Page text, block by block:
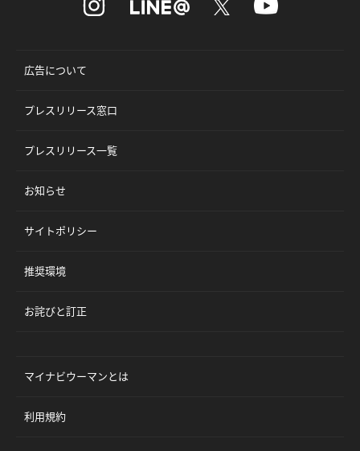
広告について
プレスリリース窓口
プレスリリース一覧
お知らせ
サイトポリシー
推奨環境
お詫びと訂正
マイナビウーマンとは
利用規約